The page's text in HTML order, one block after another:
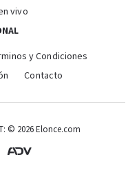
vivo
y Condiciones
Contacto
© 2026 Elonce.com